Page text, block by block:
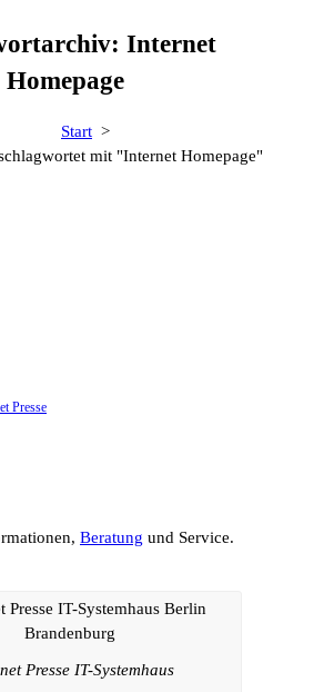
Internet
Homepage
Start >
mit "Internet Homepage"
Presse
Beratung und Service.
Presse IT-Systemhaus